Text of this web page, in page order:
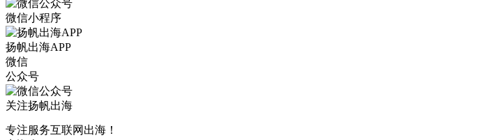
微信小程序
扬帆出海APP
微信
公众号
关注扬帆出海
专注服务互联网出海！